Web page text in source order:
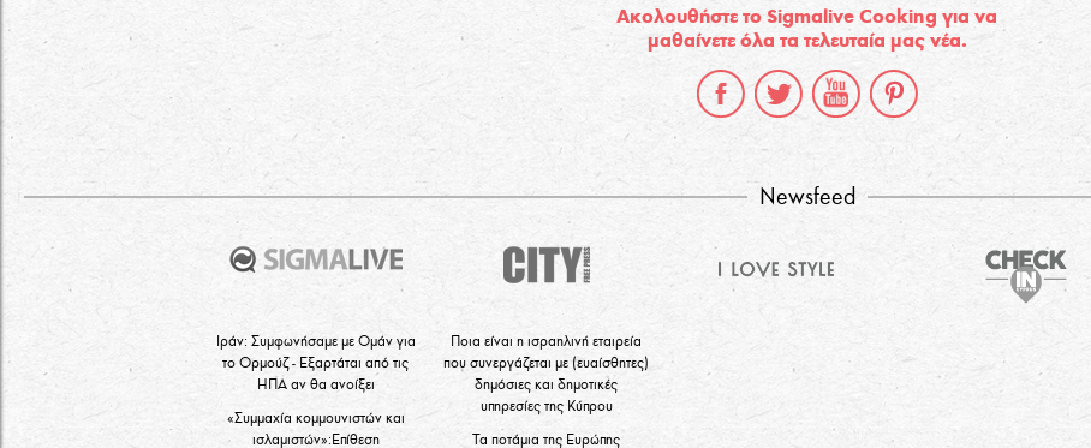
Ακολουθήστε το Sigmalive Cooking για να
μαθαίνετε όλα τα τελευταία μας νέα.
Newsfeed
Ιράν: Συμφωνήσαμε με Ομάν για
το Ορμούζ - Εξαρτάται από τις
ΗΠΑ αν θα ανοίξει
«Συμμαχία κομμουνιστών και
ισλαμιστών»:Επίθεση
Ποια είναι η ισραηλινή εταιρεία
που συνεργάζεται με (ευαίσθητες)
δημόσιες και δημοτικές
υπηρεσίες της Κύπρου
Τα ποτάμια της Ευρώπης